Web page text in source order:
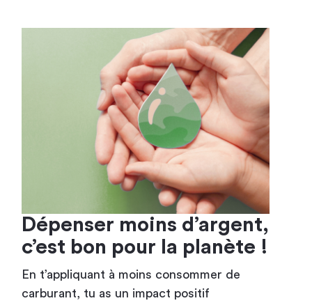
Dépenser moins d’argent,
c’est bon pour la planète !
En t’appliquant à moins consommer de
carburant, tu as un impact positif